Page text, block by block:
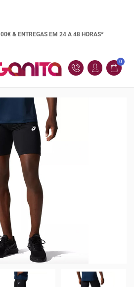
& ENTREGAS EM 24 A 48 HORAS*
0